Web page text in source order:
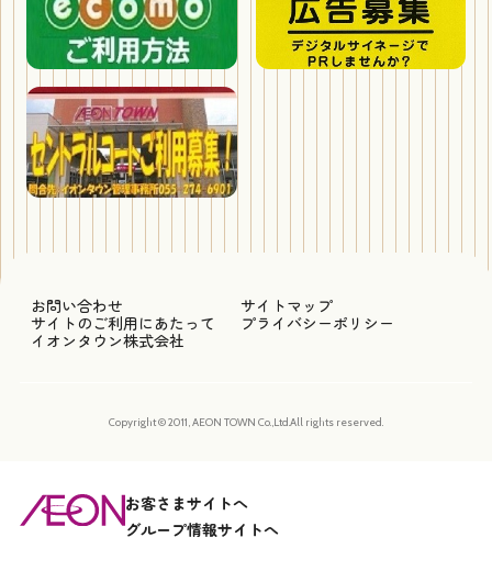
お問い合わせ
サイトマップ
サイトのご利用にあたって
プライバシーポリシー
イオンタウン株式会社
Copyright © 2011, AEON TOWN Co.,Ltd.All rights reserved.
お客さまサイトへ
グループ情報サイトへ